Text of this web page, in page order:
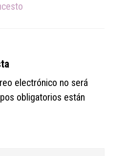
electrónico no será
obligatorios están